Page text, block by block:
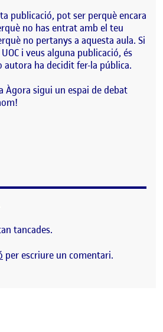
publicació, pot ser perquè encara
no has entrat amb el teu
no pertanys a aquesta aula. Si
i veus alguna publicació, és
autora ha decidit fer-la pública.
Àgora sigui un espai de debat
tancades.
per escriure un comentari.